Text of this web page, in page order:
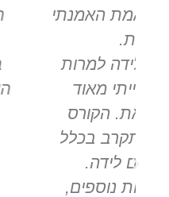
הביטוי של
לידה וגם לא
בדיעבד, רק
הולך להיות
הבנתי כמה
ברמה
משמעותי
בשביל הבת